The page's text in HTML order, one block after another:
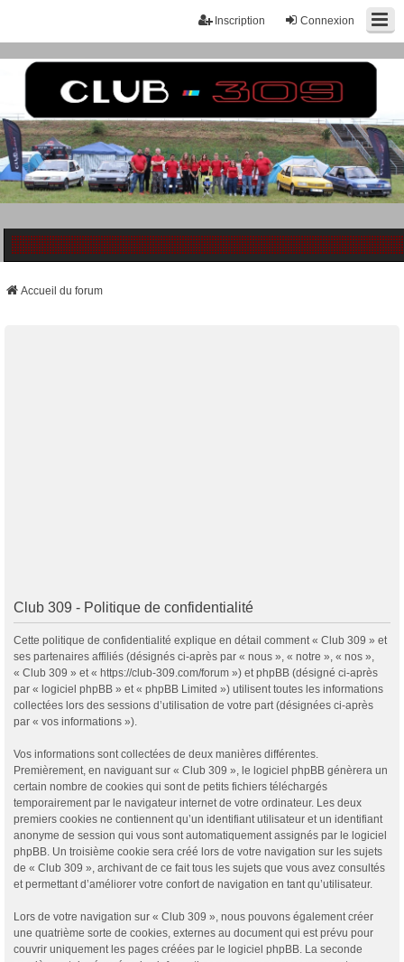
Connexion
Inscription
Accueil du forum
Club 309 - Politique de confidentialité
Cette politique de confidentialité explique en détail comment « Club 309 » et
ses partenaires affiliés (désignés ci-après par « nous », « notre », « nos »,
« Club 309 » et « https://club-309.com/forum ») et phpBB (désigné ci-après
par « logiciel phpBB » et « phpBB Limited ») utilisent toutes les informations
collectées lors des sessions d’utilisation de votre part (désignées ci-après
par « vos informations »).
Vos informations sont collectées de deux manières différentes.
Premièrement, en naviguant sur « Club 309 », le logiciel phpBB génèrera un
certain nombre de cookies qui sont de petits fichiers téléchargés
temporairement par le navigateur internet de votre ordinateur. Les deux
premiers cookies ne contiennent qu’un identifiant utilisateur et un identifiant
anonyme de session qui vous sont automatiquement assignés par le logiciel
phpBB. Un troisième cookie sera créé lors de votre navigation sur les sujets
de « Club 309 », archivant de ce fait tous les sujets que vous avez consultés
et permettant d’améliorer votre confort de navigation en tant qu’utilisateur.
Lors de votre navigation sur « Club 309 », nous pouvons également créer
une quatrième sorte de cookies, externes au document qui est prévu pour
couvrir uniquement les pages créées par le logiciel phpBB. La seconde